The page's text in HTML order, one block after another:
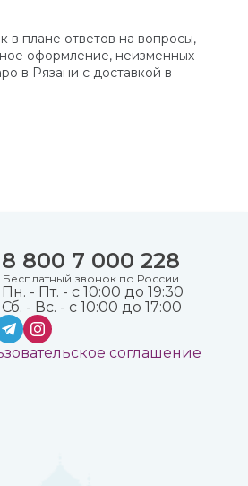
в плане ответов на вопросы,
оформление, неизменных
в Рязани с доставкой в
8 800 7 000 228
Бесплатный звонок по России
Пн. - Пт. - с 10:00 до 19:30
Сб. - Вс. - с 10:00 до 17:00
соглашение